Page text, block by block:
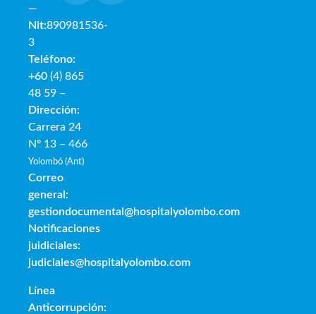
—
Nit:890981536-
3
Teléfono:
+60 (4) 865
48 59 –
Dirección:
Carrera 24
Nº 13 – 466
Yolombó (Ant)
Correo
general:
gestiondocumental@hospitalyolombo.com
Notificaciones
juidiciales:
judiciales@hospitalyolombo.com
Línea
Anticorrupción: